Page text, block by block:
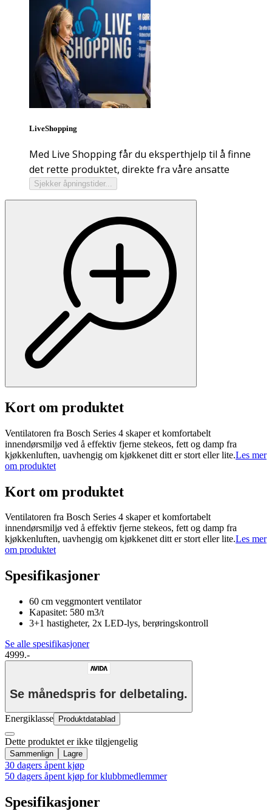
LiveShopping
Med Live Shopping får du eksperthjelp til å finne
det rette produktet, direkte fra våre ansatte
Sjekker åpningstider...
Kort om produktet
Ventilatoren fra Bosch Series 4 skaper et komfortabelt
innendørsmiljø ved å effektiv fjerne stekeos, fett og damp fra
kjøkkenluften, uavhengig om kjøkkenet ditt er stort eller lite.Les mer
om produktet
Kort om produktet
Ventilatoren fra Bosch Series 4 skaper et komfortabelt
innendørsmiljø ved å effektiv fjerne stekeos, fett og damp fra
kjøkkenluften, uavhengig om kjøkkenet ditt er stort eller lite.Les mer
om produktet
Spesifikasjoner
60 cm veggmontert ventilator
Kapasitet: 580 m3/t
3+1 hastigheter, 2x LED-lys, berøringskontroll
Se alle spesifikasjoner
4999.-
Se månedspris for delbetaling.
Energiklasse Produktdatablad
Dette produktet er ikke tilgjengelig
Sammenlign Lagre
30 dagers åpent kjøp
50 dagers åpent kjøp for klubbmedlemmer
Spesifikasjoner